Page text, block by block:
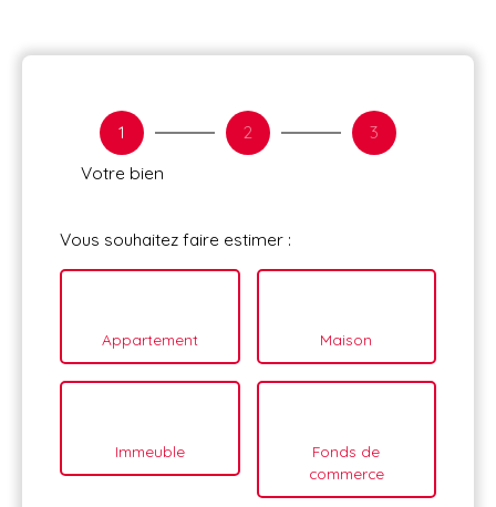
1
Votre bien
2 3
Vous souhaitez faire estimer :
Appartement Maison
Immeuble
Fonds de
commerce